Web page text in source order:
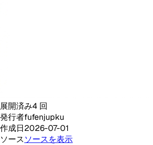
展開済み4 回
発行者fufenjupku
作成日2026-07-01
ソースソースを表示